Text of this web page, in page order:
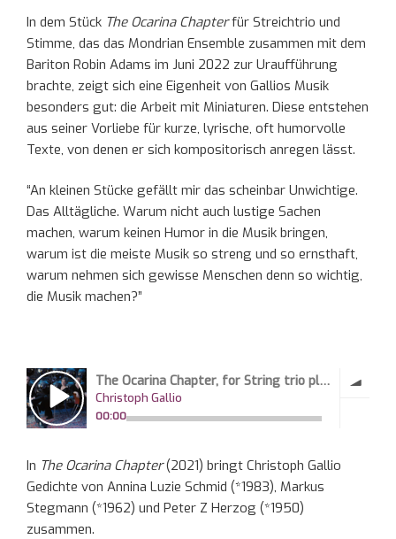
In dem Stück The Ocarina Chapterfür Streichtrio und
Stimme, das das Mondrian Ensemble zusammen mit dem
Bariton Robin Adams im Juni 2022 zur Uraufführung
brachte, zeigt sich eine Eigenheit von Gallios Musik
besonders gut: die Arbeit mit Miniaturen. Diese entstehen
aus seiner Vorliebe für kurze, lyrische, oft humorvolle
Texte, von denen er sich kompositorisch anregen lässt.
“An kleinen Stücke gefällt mir das scheinbar Unwichtige.
Das Alltägliche. Warum nicht auch lustige Sachen
machen, warum keinen Humor in die Musik bringen,
warum ist die meiste Musik so streng und so ernsthaft,
warum nehmen sich gewisse Menschen denn so wichtig,
die Musik machen?”
In The Ocarina Chapter(2021) bringt Christoph Gallio
Gedichte von Annina Luzie Schmid (*1983), Markus
Stegmann (*1962) und Peter Z Herzog (*1950)
zusammen.